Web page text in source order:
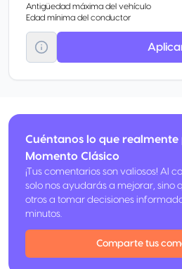
Antigüedad máxima del vehículo
Edad mínima del conductor
Cuéntanos lo que realmente
Momento Clásico
¡Tus comentarios son valiosos! Al
solo nos ayudarás a mejorar, sino
otros a tomar decisiones
minutos.
Comparte tus